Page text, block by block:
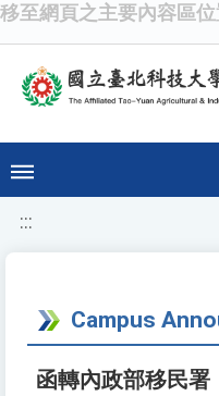
移至網頁之主要內容區
:::
Campus
函轉內政部移民